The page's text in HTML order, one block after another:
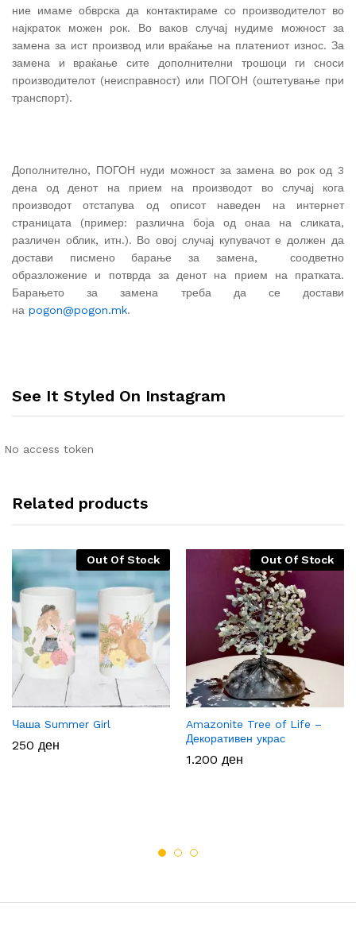
ние имаме обврска да контактираме со производителот во
најкраток можен рок. Во ваков случај нудиме можност за
замена за ист производ или враќање на платениот износ. За
замена и враќање сите дополнителни трошоци ги сноси
производителот (неисправност) или ПОГОН (оштетување при
транспорт).
Дополнително, ПОГОН нуди можност за замена во рок од 3
дена од денот на прием на производот во случај кога
производот отстапува од описот наведен на интернет
страницата (пример: различна боја од онаа на сликата,
различен облик, итн.). Во овој случај купувачот е должен да
достави писмено барање за замена,
соодветно
образложение и потврда за денот на прием на пратката.
Барањето за замена треба да се достави
на pogon@pogon.mk.
See It Styled On Instagram
No access token
Related products
Out Of Stock
Чаша Summer Girl
250 ден
Out Of Stock
Amazonite Tree of Life –
Декоративен украс
1.200 ден